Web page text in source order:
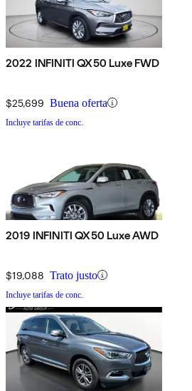
2022 INFINITI QX50 Luxe FWD
$25,699 Buena oferta
Incluye tarifas de conc.
2019 INFINITI QX50 Luxe AWD
$19,088 Trato justo
Incluye tarifas de conc.